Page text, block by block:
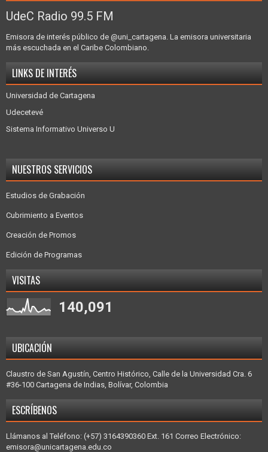
UdeC Radio 99.5 FM
Emisora de interés público de @uni_cartagena. La emisora universitaria
más escuchada en el Caribe Colombiano.
LINKS DE INTERÉS
Universidad de Cartagena
Udecetevé
Sistema Informativo Universo U
NUESTROS SERVICIOS
Estudios de Grabación
Cubrimiento a Eventos
Creación de Promos
Edición de Programas
VISITAS
140,091
UBICACIÓN
Claustro de San Agustín, Centro Histórico, Calle de la Universidad Cra. 6
#36-100 Cartagena de Indias, Bolívar, Colombia
ESCRÍBENOS
Llámanos al Teléfono: (+57) 3164390360 Ext. 161 Correo Electrónico:
emisora@unicartagena.edu.co